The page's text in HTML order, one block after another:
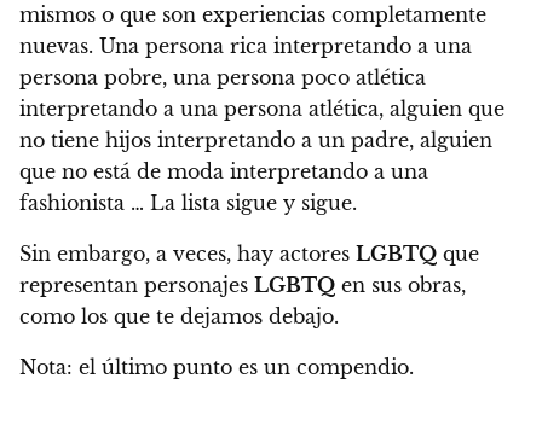
mismos o que son experiencias completamente
nuevas. Una persona rica interpretando a una
persona pobre, una persona poco atlética
interpretando a una persona atlética, alguien que
no tiene hijos interpretando a un padre, alguien
que no está de moda interpretando a una
fashionista … La lista sigue y sigue.
Sin embargo, a veces, hay actores LGBTQ que
representan personajes LGBTQ en sus obras,
como los que te dejamos debajo.
Nota: el último punto es un compendio.